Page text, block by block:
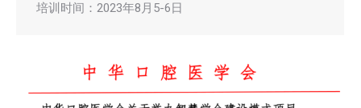
培训时间：2023年8月5-6日